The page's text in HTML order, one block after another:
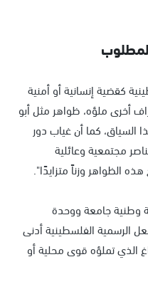
كقضية إنسانية أو أمنية
أخرى ملؤه، ظواهر مثل أبو
كما أن غياب دور
مجتمعية وعائلية
الظواهر وزناً متزايدًا".
جامعة ووحدة
الرسمية الفلسطينية أدنى
الذي تملؤه قوى محلية أو